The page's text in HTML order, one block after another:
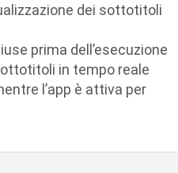
dei sottotitoli
prima dell’esecuzione
in tempo reale
l’app è attiva per